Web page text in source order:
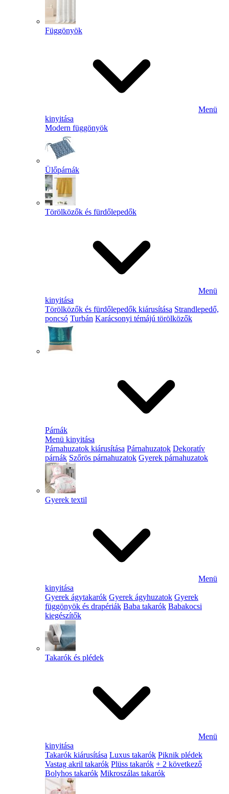
Függönyök
Menü
kinyitása
Modern függönyök
Ülőpárnák
Törölközők és fürdőlepedők
Menü
kinyitása
Törölközők és fürdőlepedők kiárusítása Strandlepedő,
poncsó Turbán Karácsonyi témájú törölközők
Párnák
Menü kinyitása
Párnahuzatok kiárusítása Párnahuzatok Dekoratív
párnák Szőrös párnahuzatok Gyerek párnahuzatok
Gyerek textil
Menü
kinyitása
Gyerek ágytakarók Gyerek ágyhuzatok Gyerek
függönyök és drapériák Baba takarók Babakocsi
kiegészítők
Takarók és plédek
Menü
kinyitása
Takarók kiárusítása Luxus takarók Piknik plédek
Vastag akril takarók Plüss takarók + 2 következő
Bolyhos takarók Mikroszálas takarók